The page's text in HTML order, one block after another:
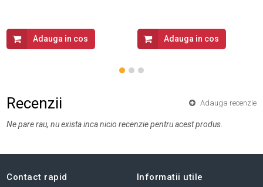
Adauga in cos Adauga in cos
Recenzii Adauga recenzie
Ne pare rau, nu exista inca nicio recenzie pentru acest produs.
Contact rapid Informatii utile